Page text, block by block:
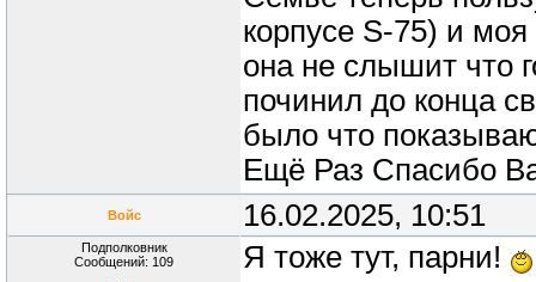
корпусе S-75) и
она не слышит что
починил до конца
было что
Ещё Раз Спасибо
Войс 16.02.2025, 10:51
Подполковник
Сообщений: 109
Я тоже тут, парни!